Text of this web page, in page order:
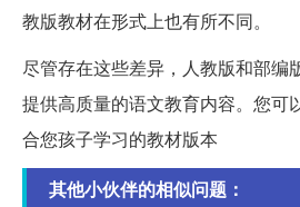
教版教材在形式上也有所不同。
尽管存在这些差异，人教版和部编
提供高质量的语文教育内容。您可
合您孩子学习的教材版本
其他小伙伴的相似问题：